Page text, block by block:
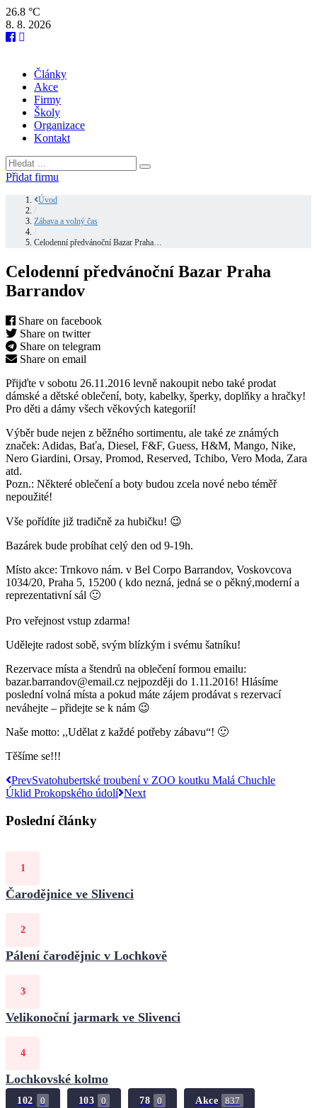
26.8 °C
8. 8. 2026
Články
Akce
Firmy
Školy
Organizace
Kontakt
Přidat firmu
Úvod
Zábava a volný čas
Celodenní předvánoční Bazar Praha…
Celodenní předvánoční Bazar Praha
Barrandov
Share on facebook
Share on twitter
Share on telegram
Share on email
Přijďte v sobotu 26.11.2016 levně nakoupit nebo také prodat
dámské a dětské oblečení, boty, kabelky, šperky, doplňky a hračky!
Pro děti a dámy všech věkových kategorií!
Výběr bude nejen z běžného sortimentu, ale také ze známých
značek: Adidas, Baťa, Diesel, F&F, Guess, H&M, Mango, Nike,
Nero Giardini, Orsay, Promod, Reserved, Tchibo, Vero Moda, Zara
atd.
Pozn.: Některé oblečení a boty budou zcela nové nebo téměř
nepoužité!
Vše pořídíte již tradičně za hubičku! 😉
Bazárek bude probíhat celý den od 9-19h.
Místo akce: Trnkovo nám. v Bel Corpo Barrandov, Voskovcova
1034/20, Praha 5, 15200 ( kdo nezná, jedná se o pěkný,moderní a
reprezentativní sál 🙂
Pro veřejnost vstup zdarma!
Udělejte radost sobě, svým blízkým i svému šatníku!
Rezervace místa a štendrů na oblečení formou emailu:
bazar.barrandov@email.cz nejpozději do 1.11.2016! Hlásíme
poslední volná místa a pokud máte zájem prodávat s rezervací
neváhejte – přidejte se k nám 😉
Naše motto: ,,Udělat z každé potřeby zábavu“! 🙂
Těšíme se!!!
PrevSvatohubertské troubení v ZOO koutku Malá Chuchle
Úklid Prokopského údolí Next
Poslední články
Čarodějnice ve Slivenci
Pálení čarodějnic v Lochkově
Velikonoční jarmark ve Slivenci
Lochkovské kolmo
102 0 103 0 78 0 Akce 837